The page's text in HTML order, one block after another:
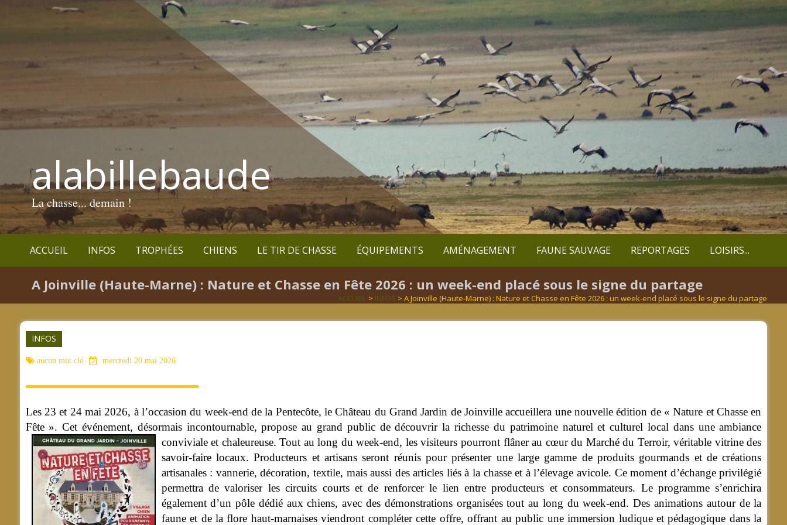
alabillebaude
La chasse... demain !
ACCUEIL INFOS TROPHÉES CHIENS LE TIR DE CHASSE ÉQUIPEMENTS AMÉNAGEMENT FAUNE SAUVAGE REPORTAGES LOISIRS...
A Joinville (Haute-Marne) : Nature et Chasse en Fête 2026 : un week-end placé sous le signe du partage
ACCUEIL > INFOS > A Joinville (Haute-Marne) : Nature et Chasse en Fête 2026 : un week-end placé sous le signe du partage
INFOS
aucun mot clé mercredi 20 mai 2026
Les 23 et 24 mai 2026, à l’occasion du week-end de la Pentecôte, le Château du Grand Jardin de Joinville accueillera une nouvelle édition de « Nature et Chasse en
Fête ». Cet événement, désormais incontournable, propose au grand public de découvrir la richesse du patrimoine naturel et culturel local dans une ambiance
conviviale et chaleureuse.Tout au long du week-end, les visiteurs pourront flâner au cœur du Marché du Terroir, véritable vitrine des
savoir-faire locaux. Producteurs et artisans seront réunis pour présenter une large gamme de produits gourmands et de créations
artisanales : vannerie, décoration, textile, mais aussi des articles liés à la chasse et à l’élevage avicole. Ce moment d’échange privilégié
permettra de valoriser les circuits courts et de renforcer le lien entre producteurs et consommateurs. Le programme s’enrichira
également d’un pôle dédié aux chiens, avec des démonstrations organisées tout au long du week-end. Des animations autour de la
faune et de la flore haut-marnaises viendront compléter cette offre, offrant au public une immersion ludique et pédagogique dans la